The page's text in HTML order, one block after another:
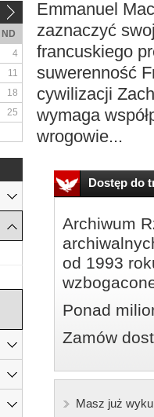
Emmanuel
zaznaczyć
francuskiego
suwerenność
cywilizacji
wymaga
wrogowie...
Dostęp do
Archiwum
od 1993
Ponad
Zamów
Masz już
ND
4
11
18
25